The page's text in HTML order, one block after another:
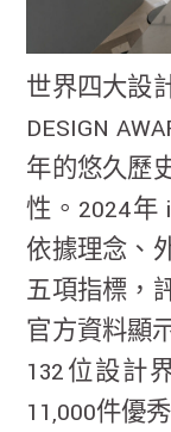
世界四大設
DESIGN
年的悠久歷
性。2024年
依據理念、
五項指標，
官方資料顯
132位設計
11,000件優